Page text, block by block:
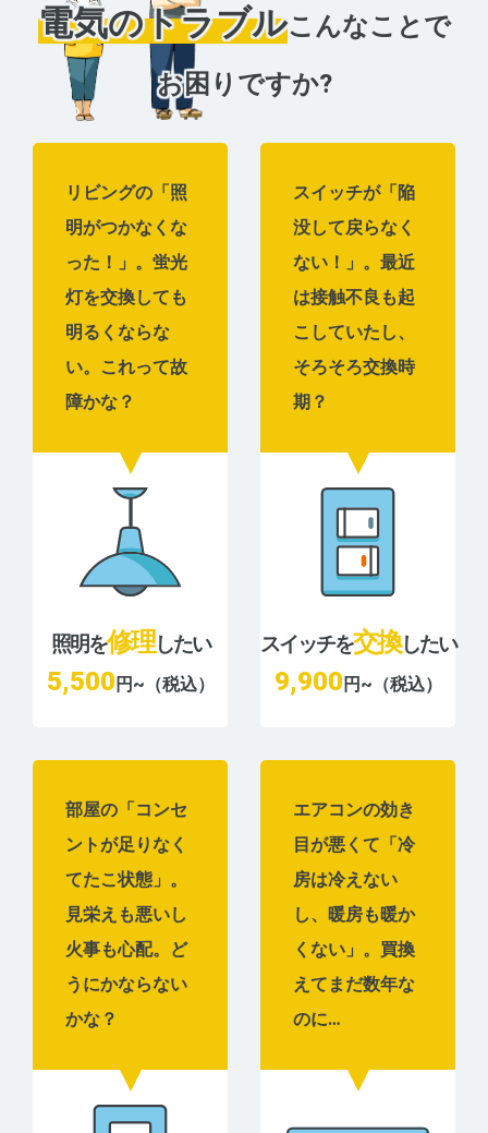
電気のトラブルこんなことで
お困りですか?
リビングの「照
明がつかなくな
った！」。蛍光
灯を交換しても
明るくならな
い。これって故
障かな？
照明を修理したい
5,500 円~（税込）
スイッチが「陥
没して戻らなく
ない！」。最近
は接触不良も起
こしていたし、
そろそろ交換時
期？
スイッチを交換したい
9,900 円~（税込）
部屋の「コンセ
ントが足りなく
てたこ状態」。
見栄えも悪いし
火事も心配。ど
うにかならない
かな？
エアコンの効き
目が悪くて「冷
房は冷えない
し、暖房も暖か
くない」。買換
えてまだ数年な
のに…